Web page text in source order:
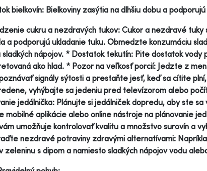
bielkovín: Bielkoviny zasýtia na dlhšiu dobu a
cukru a nezdravých tukov: Cukor a nezdravé tuky
a podporujú ukladanie tuku. Obmedzte konzumáciu
sladkých nápojov. * Dostatok tekutín: Pite dostatok
ako hlad. * Pozor na veľkosť porcií: Jedzte z
signály sýtosti a prestaňte jesť, keď sa cítite
vyhýbajte sa jedeniu pred televízorom alebo
jedálnička: Plánujte si jedálniček dopredu, aby ste
mobilné aplikácie alebo online nástroje na plánovanie
umožňuje kontrolovať kvalitu a množstvo surovín a
nezdravé potraviny zdravými alternatívami:
zeleninu s dipom a namiesto sladkých nápojov vodu